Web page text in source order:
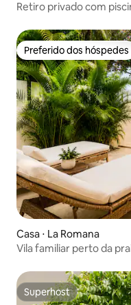
Retiro privado com
Preferido dos hóspedes
Preferido dos hóspedes
Casa ⋅ La Romana
Vila familiar perto da
Superhost
Superhost